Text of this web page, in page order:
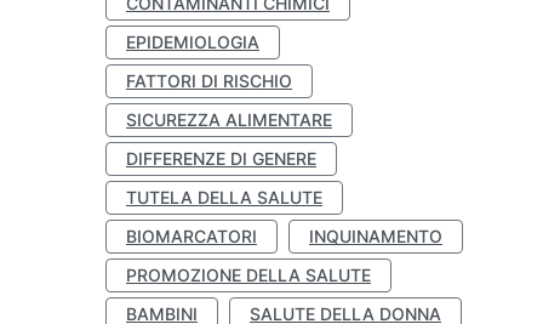
EPIDEMIOLOGIA
FATTORI DI RISCHIO
SICUREZZA ALIMENTARE
DIFFERENZE DI GENERE
TUTELA DELLA SALUTE
BIOMARCATORI
INQUINAMENTO
PROMOZIONE DELLA SALUTE
BAMBINI
SALUTE DELLA DONNA